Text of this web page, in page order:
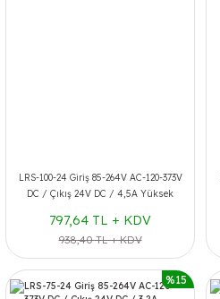
LRS-100-24 Giriş 85-264V AC-120-373V
DC / Çıkış 24V DC / 4,5A Yüksek
797,64 TL + KDV
938,40 TL + KDV
%15